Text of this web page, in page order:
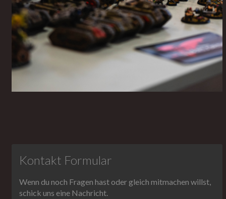
Kontakt Formular
Wenn du noch Fragen hast oder gleich mitmachen willst,
schick uns eine Nachricht.